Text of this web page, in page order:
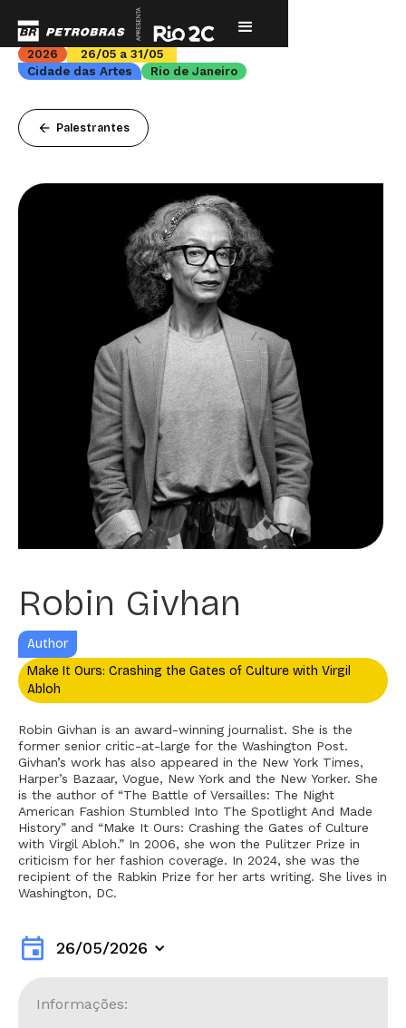
2026
26/05 a 31/05
Cidade das Artes
Rio de Janeiro
arrow_back Palestrantes
Robin Givhan
Author
Make It Ours: Crashing the Gates of Culture with Virgil
Abloh
Robin Givhan is an award-winning journalist. She is the
former senior critic-at-large for the Washington Post.
Givhan’s work has also appeared in the New York Times,
Harper’s Bazaar, Vogue, New York and the New Yorker. She
is the author of “The Battle of Versailles: The Night
American Fashion Stumbled Into The Spotlight And Made
History” and “Make It Ours: Crashing the Gates of Culture
with Virgil Abloh.” In 2006, she won the Pulitzer Prize in
criticism for her fashion coverage. In 2024, she was the
recipient of the Rabkin Prize for her arts writing. She lives in
Washington, DC.
event 26/05/2026
Informações: